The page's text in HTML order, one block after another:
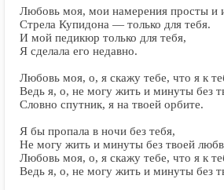
Любовь моя, мои намерения просты и
Стрела Купидона — только для тебя.
И мой педикюр только для тебя,
Я сделала его недавно.
Любовь моя, о, я скажу тебе, что я к
Ведь я, о, не могу жить и минуты без
Словно спутник, я на твоей орбите.
Я бы пропала в ночи без тебя,
Не могу жить и минуты без твоей
Любовь моя, о, я скажу тебе, что я к
Ведь я, о, не могу жить и минуты без